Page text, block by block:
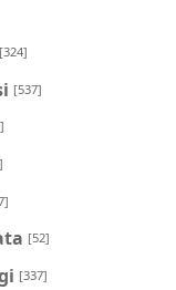
[324]
[537]
[52]
[337]